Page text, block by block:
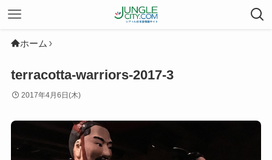
ホーム
terracotta-warriors-2017-3
2017年4月6日(木)